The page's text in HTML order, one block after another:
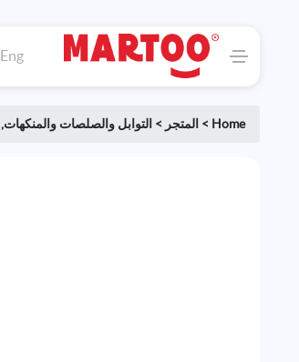
Eng
Home
> المتجر > التوابل والصلصات والمنكهات,